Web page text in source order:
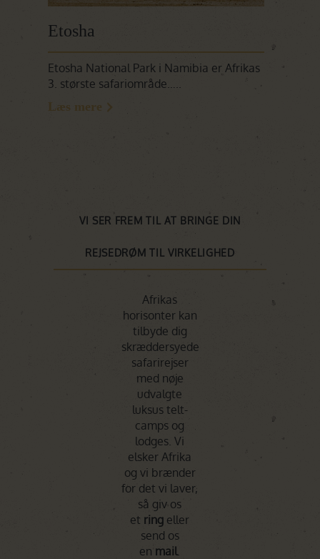
Etosha
Etosha National Park i Namibia er Afrikas
3. største safariområde…..
Læs mere
VI SER FREM TIL AT BRINGE DIN
REJSEDRØM TIL VIRKELIGHED
Afrikas
horisonter kan
tilbyde dig
skræddersyede
safarirejser
med nøje
udvalgte
luksus telt-
camps og
lodges. Vi
elsker Afrika
og vi brænder
for det vi laver,
så giv os
et ring eller
send os
en mail.